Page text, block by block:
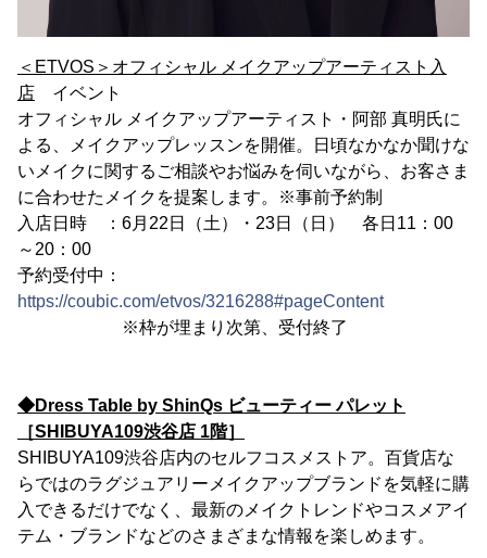
＜ETVOS＞オフィシャル メイクアップアーティスト入
店 イベント
オフィシャル メイクアップアーティスト・阿部 真明氏に
よる、メイクアップレッスンを開催。日頃なかなか聞けな
いメイクに関するご相談やお悩みを伺いながら、お客さま
に合わせたメイクを提案します。※事前予約制
入店日時 ：6月22日（土）・23日（日） 各日11：00
～20：00
予約受付中：
https://coubic.com/etvos/3216288#pageContent
※枠が埋まり次第、受付終了
◆Dress Table by ShinQs ビューティー パレット
［SHIBUYA109渋谷店 1階］
SHIBUYA109渋谷店内のセルフコスメストア。百貨店な
らではのラグジュアリーメイクアップブランドを気軽に購
入できるだけでなく、最新のメイクトレンドやコスメアイ
テム・ブランドなどのさまざまな情報を楽しめます。